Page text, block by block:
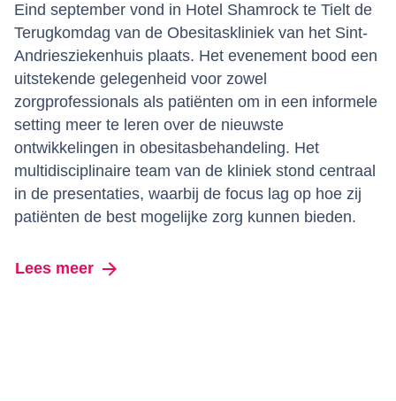
Eind september vond in Hotel Shamrock te Tielt de
Terugkomdag van de Obesitaskliniek van het Sint-
Andriesziekenhuis plaats. Het evenement bood een
uitstekende gelegenheid voor zowel
zorgprofessionals als patiënten om in een informele
setting meer te leren over de nieuwste
ontwikkelingen in obesitasbehandeling. Het
multidisciplinaire team van de kliniek stond centraal
in de presentaties, waarbij de focus lag op hoe zij
patiënten de best mogelijke zorg kunnen bieden.
Lees meer over Terugkomdag Obesitaskliniek